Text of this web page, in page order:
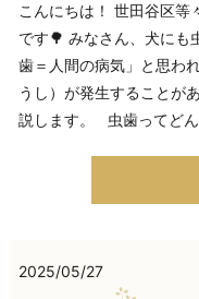
こんにちは！ 世田谷区等
です🌳 みなさん、犬にも
歯＝人間の病気」と思わ
うし）が発生することが
説します。 虫歯ってど
2025/05/27